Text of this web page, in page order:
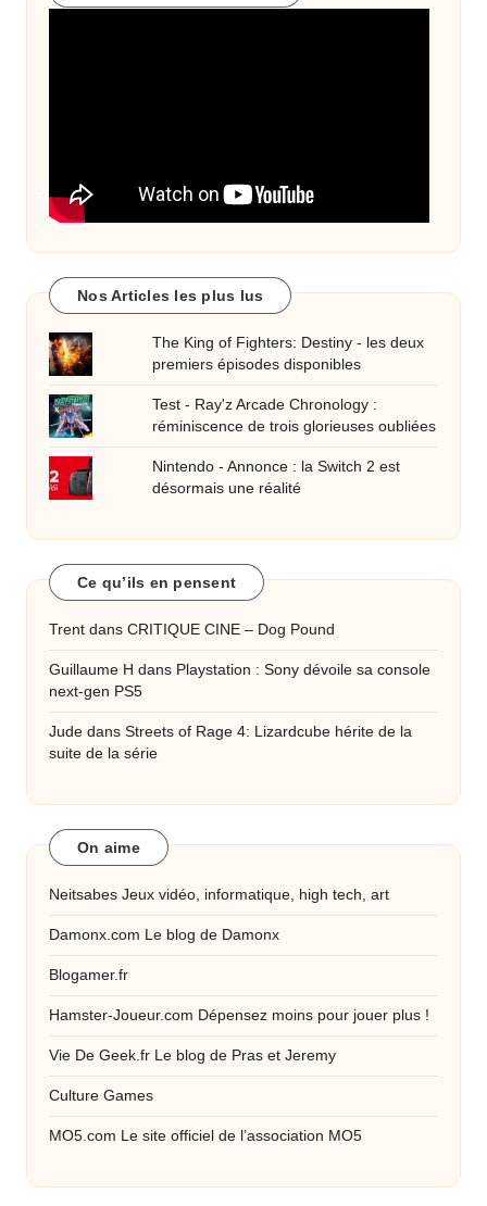
Nos Articles les plus lus
The King of Fighters: Destiny - les deux
premiers épisodes disponibles
Test - Ray'z Arcade Chronology :
réminiscence de trois glorieuses oubliées
Nintendo - Annonce : la Switch 2 est
désormais une réalité
Ce qu’ils en pensent
Trent dans CRITIQUE CINE – Dog Pound
Guillaume H dans Playstation : Sony dévoile sa console
next-gen PS5
Jude dans Streets of Rage 4: Lizardcube hérite de la
suite de la série
On aime
Neitsabes Jeux vidéo, informatique, high tech, art
Damonx.com Le blog de Damonx
Blogamer.fr
Hamster-Joueur.com Dépensez moins pour jouer plus !
Vie De Geek.fr Le blog de Pras et Jeremy
Culture Games
MO5.com Le site officiel de l’association MO5